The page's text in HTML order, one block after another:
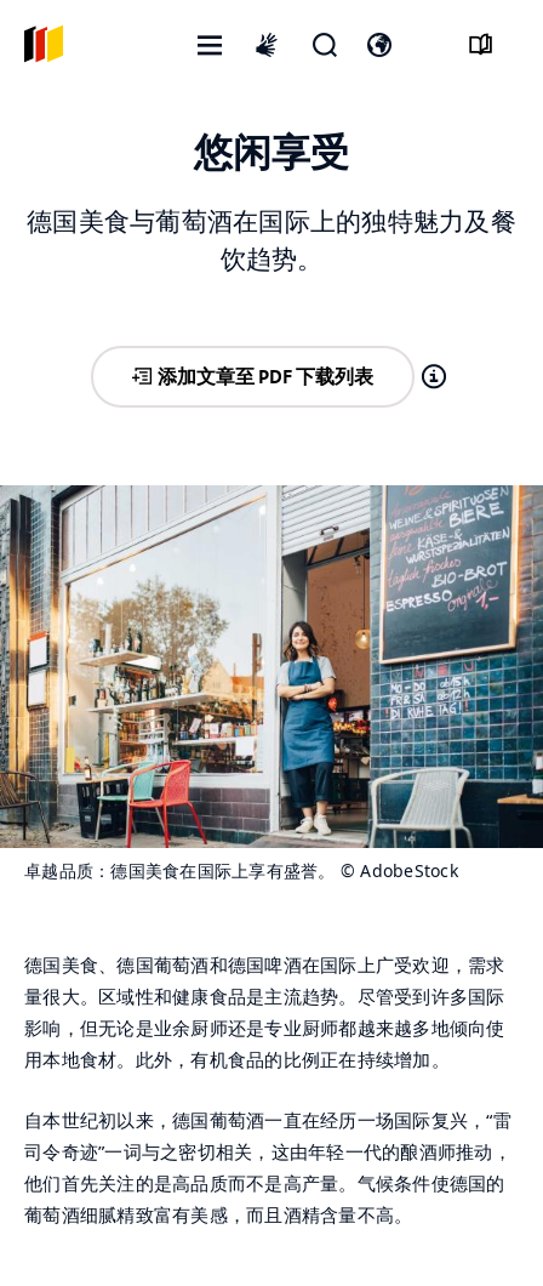
单
language
寻
表
开
悠闲享受
德国美食与葡萄酒在国际上的独特魅力及餐
饮趋势。
添加文章至 PDF 下载列表
卓越品质：德国美食在国际上享有盛誉。 © AdobeStock
德国美食、德国葡萄酒和德国啤酒在国际上广受欢迎，需求
量很大。区域性和健康食品是主流趋势。尽管受到许多国际
影响，但无论是业余厨师还是专业厨师都越来越多地倾向使
用本地食材。此外，有机食品的比例正在持续增加。
自本世纪初以来，德国葡萄酒一直在经历一场国际复兴，“雷
司令奇迹”一词与之密切相关，这由年轻一代的酿酒师推动，
他们首先关注的是高品质而不是高产量。气候条件使德国的
葡萄酒细腻精致富有美感，而且酒精含量不高。